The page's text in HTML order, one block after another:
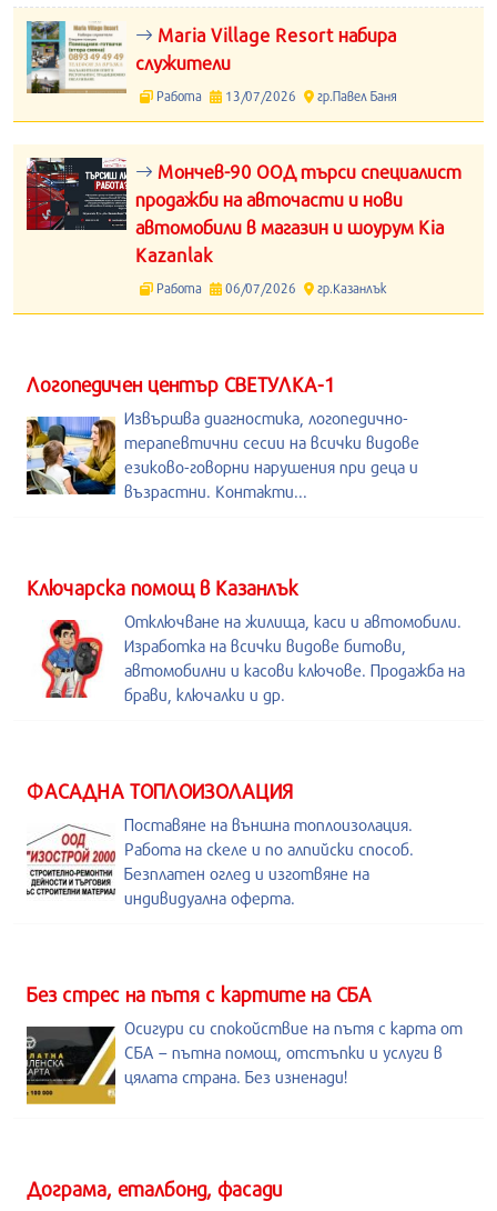
Maria Village Resort набира
служители
Работа 13/07/2026 гр.Павел Баня
Мончев-90 ООД търси специалист
продажби на авточасти и нови
автомобили в магазин и шоурум Kia
Kazanlak
Работа 06/07/2026 гр.Казанлък
Логопедичен център СВЕТУЛКА-1
Извършва диагностика, логопедично-
терапевтични сесии на всички видове
езиково-говорни нарушения при деца и
възрастни. Контакти...
Kлючарска помощ в Казанлък
Отключване на жилища, каси и автомобили.
Изработка на всички видове битови,
автомобилни и касови ключове. Продажба на
брави, ключалки и др.
ФАСАДНА ТОПЛОИЗОЛАЦИЯ
Поставяне на външна топлоизолация.
Работа на скеле и по алпийски способ.
Безплатен оглед и изготвяне на
индивидуална оферта.
Без стрес на пътя с картите на СБА
Осигури си спокойствие на пътя с карта от
СБА – пътна помощ, отстъпки и услуги в
цялата страна. Без изненади!
Дограма, еталбонд, фасади